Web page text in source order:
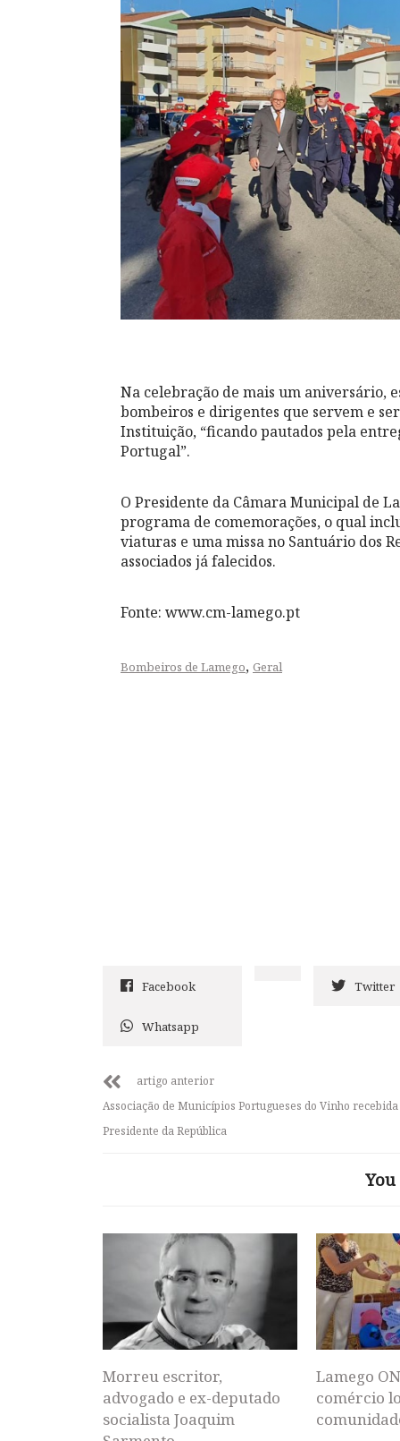
Na celebração de mais um aniversário,
bombeiros e dirigentes que servem e
Instituição, “ficando pautados pela
Portugal”.
O Presidente da Câmara Municipal de
programa de comemorações, o qual
viaturas e uma missa no Santuário dos
associados já falecidos.
Fonte: www.cm-lamego.pt
Bombeiros de Lamego, Geral
Facebook Twitter
Whatsapp
artigo anterior
Associação de Municípios Portugueses do Vinho
Presidente da República
Morreu escritor,
advogado e ex-deputado
socialista Joaquim
Lamego
comércio